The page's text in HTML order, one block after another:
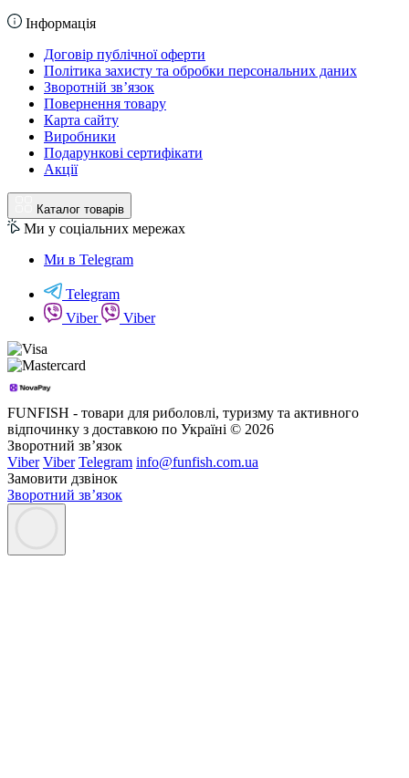
Інформація
Договір публічної оферти
Політика захисту та обробки персональних даних
Зворотній зв’язок
Повернення товару
Карта сайту
Виробники
Подарункові сертифікати
Акції
Каталог товарів
Ми у соціальних мережах
Ми в Telegram
Telegram
Viber
Viber
FUNFISH - товари для риболовлі, туризму та активного
відпочинку з доставкою по Україні © 2026
Зворотний зв’язок
Viber Viber Telegram info@funfish.com.ua
Замовити дзвінок
Зворотний зв’язок